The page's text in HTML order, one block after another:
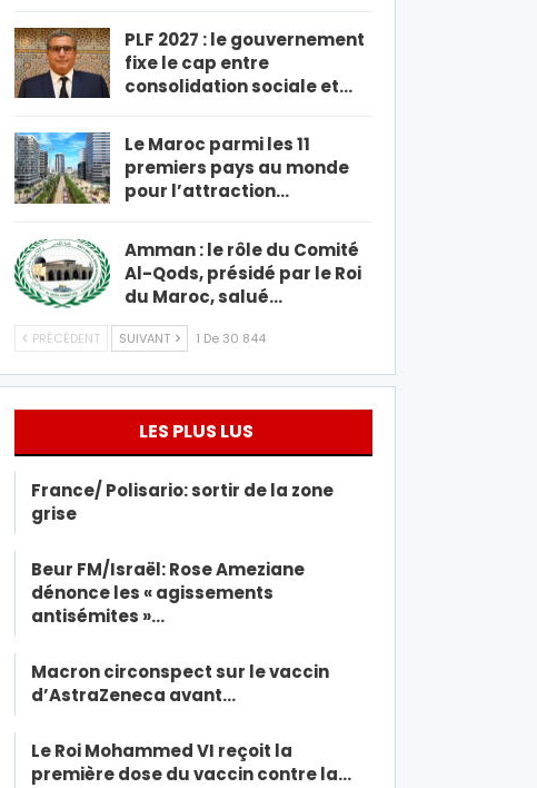
PLF 2027 : le gouvernement
fixe le cap entre
consolidation sociale et…
Le Maroc parmi les 11
premiers pays au monde
pour l’attraction…
Amman : le rôle du Comité
Al-Qods, présidé par le Roi
du Maroc, salué…
PRÉCÉDENT SUIVANT 1 De 30 844
LES PLUS LUS
France/ Polisario: sortir de la zone
grise
Beur FM/Israël: Rose Ameziane
dénonce les « agissements
antisémites »…
Macron circonspect sur le vaccin
d’AstraZeneca avant…
Le Roi Mohammed VI reçoit la
première dose du vaccin contre la…